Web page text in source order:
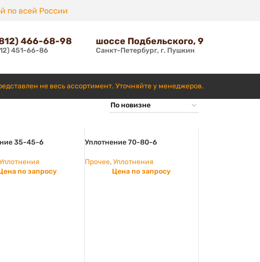
по всей России
466-68-98
451-66-86
шоссе Подбельского, 9
Санкт-Петербург, г. Пушкин
не весь ассортимент. Уточняйте у менеджеров.
35-45-6
по запросу
Уплотнение 70-80-6
Прочее,Уплотнения
Цена по запросу